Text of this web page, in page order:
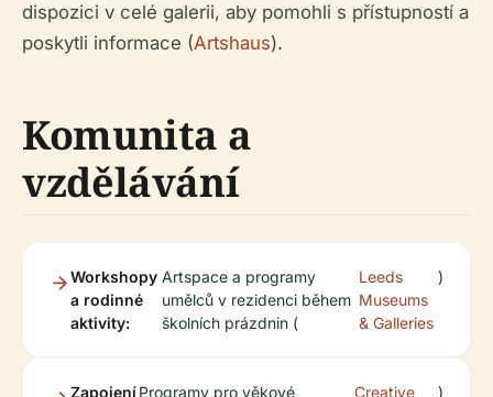
dispozici v celé galerii, aby pomohli s přístupností a
poskytli informace (Artshaus).
Komunita a
vzdělávání
Workshopy
a rodinné
aktivity:
Artspace a programy
umělců v rezidenci během
školních prázdnin (
Leeds
Museums
& Galleries
)
ZapojeníProgramy pro věkové
Creative
)